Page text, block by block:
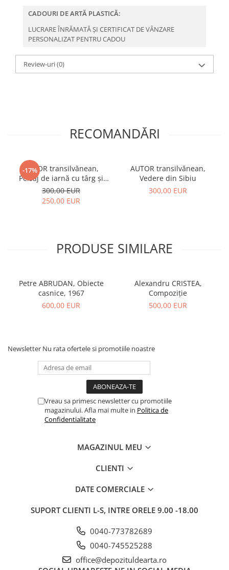
CADOURI DE ARTĂ PLASTICĂ:
LUCRARE ÎNRĂMATĂ ȘI CERTIFICAT DE VÂNZARE
PERSONALIZAT PENTRU CADOU
Review-uri(0)
RECOMANDĂRI
-17%
AUTOR transilvănean,
Peisaj de iarnă cu târg și
case
300,00 EUR
250,00 EUR
AUTOR transilvănean,
Vedere din Sibiu
300,00 EUR
PRODUSE SIMILARE
Petre ABRUDAN, Obiecte
casnice, 1967
600,00 EUR
Alexandru CRISTEA,
Compoziție
500,00 EUR
Newsletter Nu rata ofertele si promotiile noastre
Vreau sa primesc newsletter cu promotiile
magazinului. Afla mai multe in Politica de
Confidentialitate
MAGAZINUL MEU
CLIENTI
DATE COMERCIALE
SUPORT CLIENTI L-S, INTRE ORELE 9.00 -18.00
0040-773782689
0040-745525288
office@depozituldearta.ro